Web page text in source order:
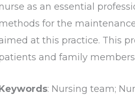
as an essential
for the
at this practice. This
and family
: Nursing team;